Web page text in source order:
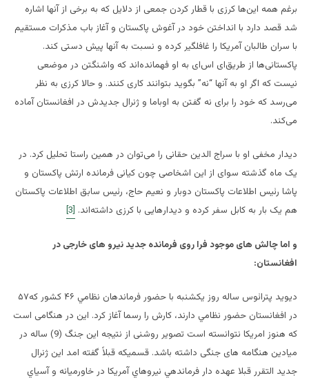
برغم همه این‌ها کرزی با قطار کردن جمعی از دلایل که به برخی از آنها اشاره
شد قصد دارد با انداختن خود در آغوش پاکستان و آغاز باب مذکرات مستقیم
با سران طالبان آمریکا را غافلگیر کرده و نسبت به آنها پیش دستی کند.
پاکستانی‌ها از طریق‌ای اس‌ای به او فهمانده‌اند که واشنگتن در موضعی
نیست که اگر او به آنها “نه” بگوید بتوانند کاری کنند. و حالا کرزی به نظر
می‌رسد که خود را برای نه گفتن به اوباما و ژنرال جدیدش در افغانستان آماده
می‌کند.
دیدار مخفی او با سراج الدین حقانی را می‌توان در همین راستا تحلیل کرد. در
یک ماه گذشته سوای از این اشخاصی چون کیانی فرمانده ارتش پاکستان و
پاشا رئیس اطلاعات پاکستان دوبار و نعیم حاج، رئیس سابق اطلاعات پاکستان
هم یک بار به کابل سفر کرده و دیدار‌هایی با کرزی داشته‌اند. [3]
و اما چالش های موجود فرا روی فرمانده جدید نیرو های خارجی در
افغانستان:
ديويد پترائوس ‪ ۵۷ساله روز يكشنبه با حضور فرماندهان نظامي ۴۶ كشور كه
در افغانستان حضور نظامي دارند، كارش را رسما آغاز كرد. این در هنگامی است
که هنوز امریکا نتوانسته است تصویر روشنی از نتیجه این جنگ (9) ساله در
میادین هنگامه های جنگی داشته باشد. قسمیکه قبلاً گفته امد این ژنرال
جدید التقرر قبلا عهده دار فرماندهي نيروهاي آمريكا در خاورميانه و آسياي